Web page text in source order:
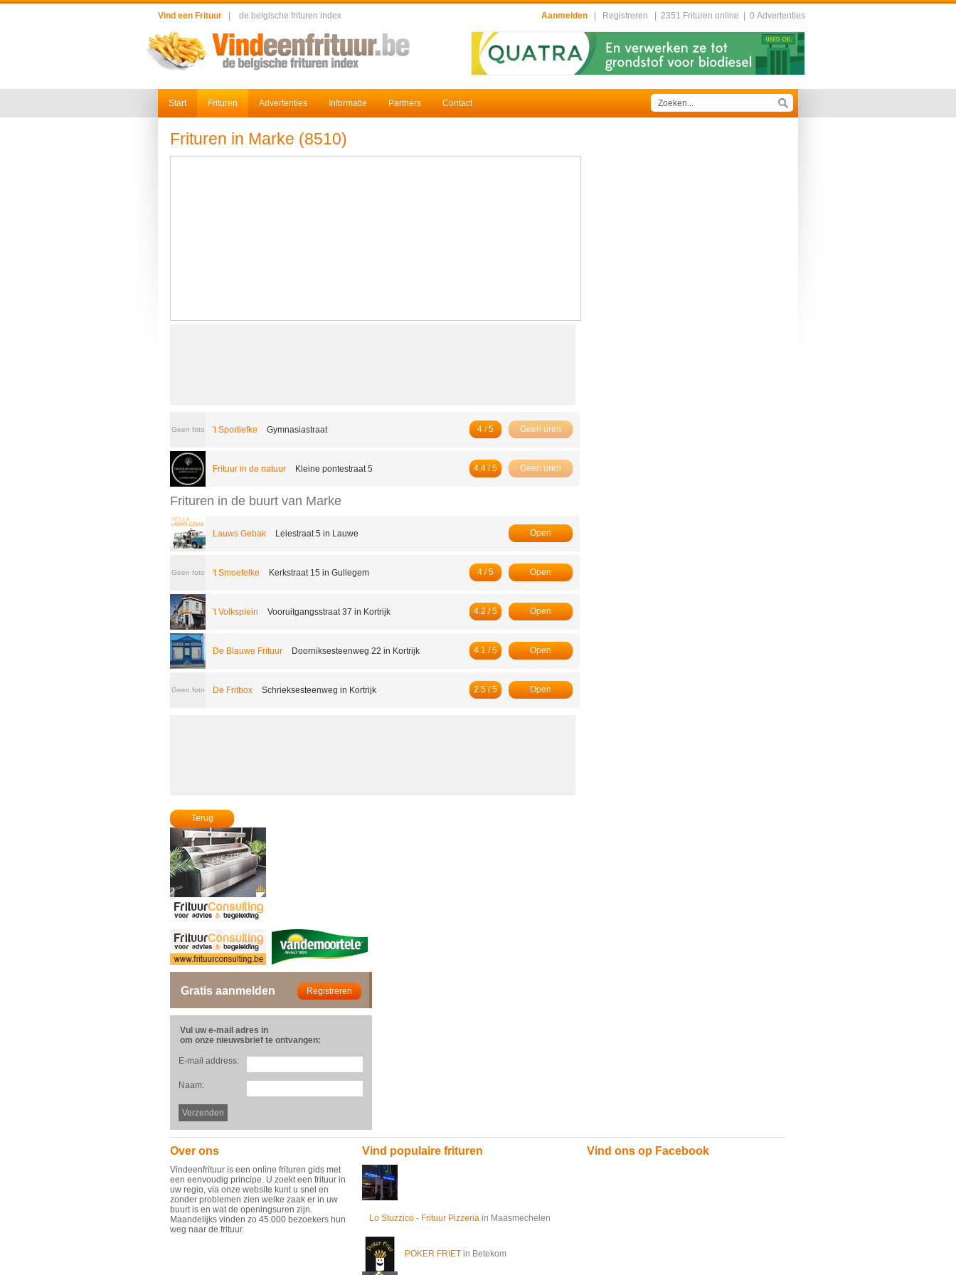
Vind een Frituur de belgische frituren index Aanmelden Registreren 2351 Frituren online 0 Advertenties
Start Frituren Advertenties Informatie Partners Contact
Frituren in Marke (8510)
Geen foto 't Sportiefke Gymnasiastraat Geen uren
4 / 5
Frituur in de natuur Kleine pontestraat 5 Geen uren
4.4 / 5
Frituren in de buurt van Marke
Lauws Gebak Leiestraat 5 in Lauwe Open
Geen foto 't Smoefelke Kerkstraat 15 in Gullegem Open
4 / 5
't Volksplein Vooruitgangsstraat 37 in Kortrijk Open
4.2 / 5
De Blauwe Frituur Doorniksesteenweg 22 in Kortrijk Open
4.1 / 5
Geen foto De Fritbox Schrieksesteenweg in Kortrijk Open
2.5 / 5
Terug
Gratis aanmelden
Vul uw e-mail adres in
om onze nieuwsbrief te ontvangen:
E-mail address:
Naam:
Over ons
Vindeenfrituur is een online frituren gids met
een eenvoudig principe. U zoekt een frituur in
uw regio, via onze website kunt u snel en
zonder problemen zien welke zaak er in uw
buurt is en wat de openingsuren zijn.
Maandelijks vinden zo 45.000 bezoekers hun
weg naar de frituur.
Vind populaire frituren
Lo Stuzzico - Frituur Pizzeria in Maasmechelen
POKER FRIET in Betekom
Vind ons op Facebook